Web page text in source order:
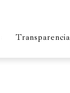
Transparencia